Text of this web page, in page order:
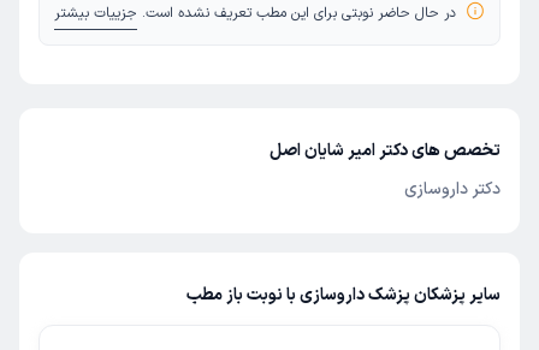
در حال حاضر نوبتی برای این مطب تعریف نشده است. جزییات بیشتر
تخصص های دکتر امیر شایان اصل
دکتر داروسازی
سایر پزشکان پزشک داروسازی با نوبت باز مطب